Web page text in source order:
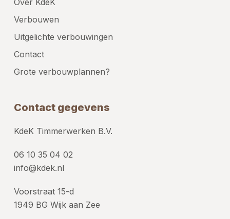
Over KdeK
Verbouwen
Uitgelichte verbouwingen
Contact
Grote verbouwplannen?
Contact gegevens
KdeK Timmerwerken B.V.
06 10 35 04 02
info@kdek.nl
Voorstraat 15-d
1949 BG Wijk aan Zee